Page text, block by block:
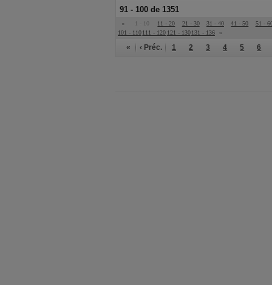
91 - 100 de 1351
« 1 - 10 11 - 20 21 - 30 31 - 40 41 - 50
51 -
101 - 110111 - 120 121 - 130 131 - 136 »
« ‹ Préc. 1 2 3 4 5 6